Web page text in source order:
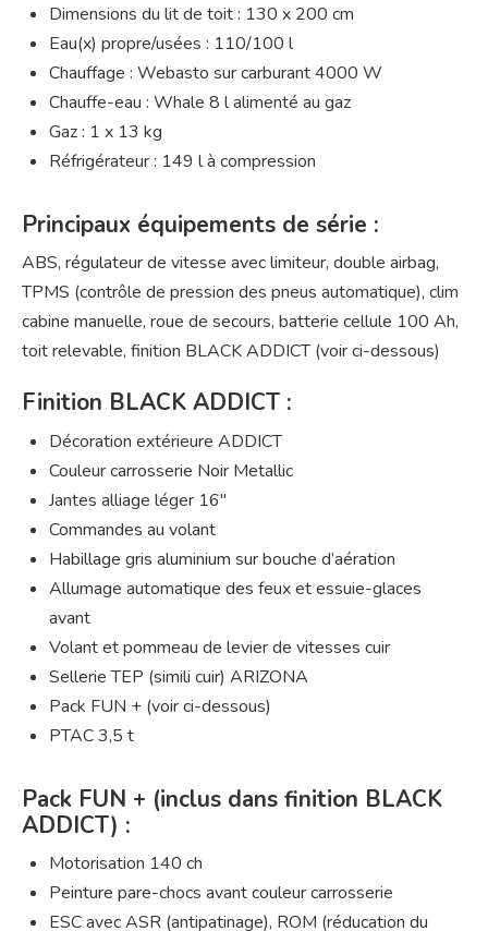
Dimensions du lit de toit : 130 x 200 cm
Eau(x) propre/usées : 110/100 l
Chauffage : Webasto sur carburant 4000 W
Chauffe-eau : Whale 8 l alimenté au gaz
Gaz : 1 x 13 kg
Réfrigérateur : 149 l à compression
Principaux équipements de série :
ABS, régulateur de vitesse avec limiteur, double airbag,
TPMS (contrôle de pression des pneus automatique), clim
cabine manuelle, roue de secours, batterie cellule 100 Ah,
toit relevable, finition BLACK ADDICT (voir ci-dessous)
Finition BLACK ADDICT :
Décoration extérieure ADDICT
Couleur carrosserie Noir Metallic
Jantes alliage léger 16″
Commandes au volant
Habillage gris aluminium sur bouche d’aération
Allumage automatique des feux et essuie-glaces
avant
Volant et pommeau de levier de vitesses cuir
Sellerie TEP (simili cuir) ARIZONA
Pack FUN + (voir ci-dessous)
PTAC 3,5 t
Pack FUN + (inclus dans finition BLACK
ADDICT) :
Motorisation 140 ch
Peinture pare-chocs avant couleur carrosserie
ESC avec ASR (antipatinage), ROM (réducation du